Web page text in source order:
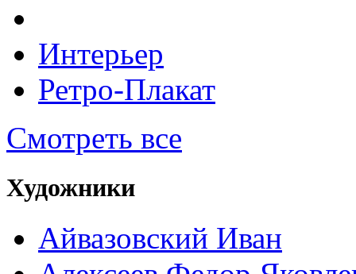
Интерьер
Ретро-Плакат
Смотреть все
Художники
Айвазовский Иван